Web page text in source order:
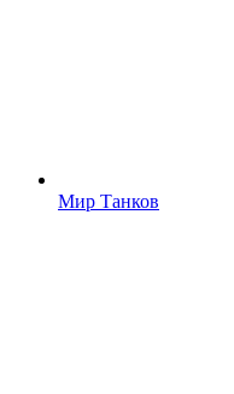
Мир Танков